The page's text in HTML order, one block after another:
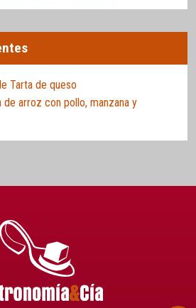
Tarta de queso
de arroz con pollo, manzana y